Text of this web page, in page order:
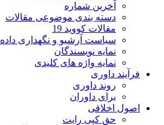
آخرین شماره
دسته بندی موضوعی مقالات
مقالات کووید 19
سیاست آرشیو و نگهداری داده ها
نمایه نویسندگان
نمایه واژه های کلیدی
فرآیند داوری
روند داوری
برای داوران
اصول اخلاقی
حق کپی رایت